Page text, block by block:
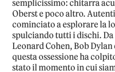
semplicissimo: chitarra
Oberst e poco altro.
cominciato a esplorare la
spulciando tutti i dischi.
Leonard Cohen, Bob Dylan
questa ossessione ha
stato il momento in cui